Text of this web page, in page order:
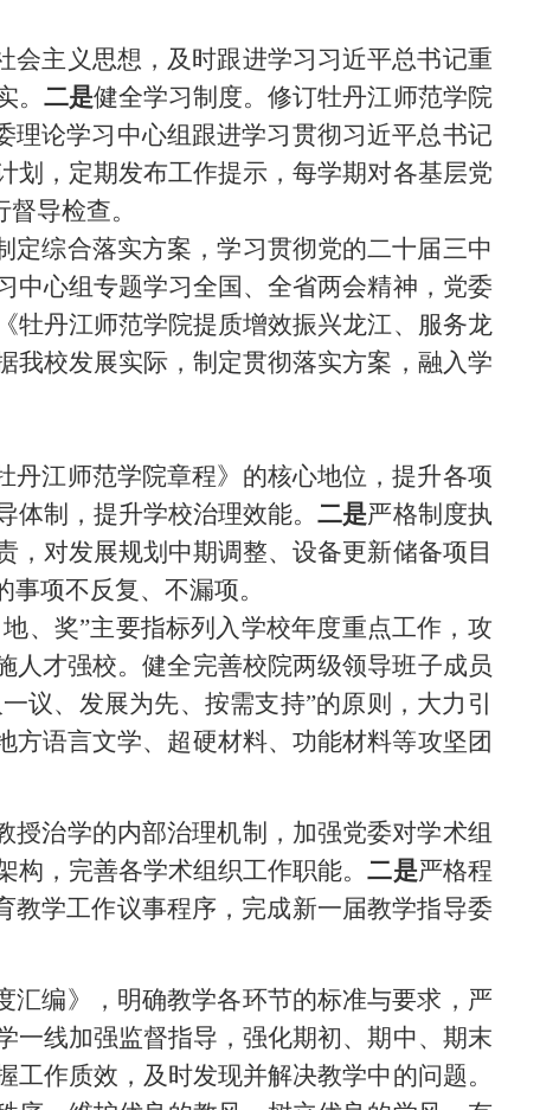
会主义思想，及时跟进学习习近平总书记重
二是健全学习制度。修订牡丹江师范学院
理论学习中心组跟进学习贯彻习近平总书记
划，定期发布工作提示，每学期对各基层党
导检查。
定综合落实方案，学习贯彻党的二十届三中
中心组专题学习全国、全省两会精神，党委
牡丹江师范学院提质增效振兴龙江、服务龙
我校发展实际，制定贯彻落实方案，融入学
丹江师范学院章程》的核心地位，提升各项
体制，提升学校治理效能‌。二是严格制度执
， 对发展规划中期调整、设备更新储备项目
事项不反复、不漏项。
、奖”主要指标列入学校年度重点工作，攻
人才强校。健全完善校院两级领导班子成员
议、发展为先、按需支持”的原则，大力引
方语言文学、超硬材料、功能材料等攻坚团
授治学的内部治理机制，加强党委对学术组
构，完善各学术组织工作职能。二是严格程
教学工作议事程序， 完成新一届教学指导委
汇编》，明确教学各环节的标准与要求，严
一线加强监督指导，强化期初、期中、期末
作质效，及时发现并解决教学中的问题。